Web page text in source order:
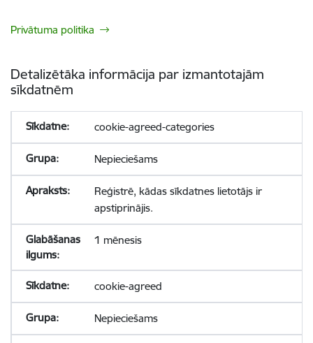
Privātuma politika
Detalizētāka informācija par izmantotajām
sīkdatnēm
cookie-agreed-categories
Nepieciešams
Reģistrē, kādas sīkdatnes lietotājs ir
apstiprinājis.
1 mēnesis
cookie-agreed
Nepieciešams